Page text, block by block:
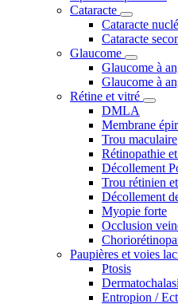
Cataracte
Cataracte
Cataracte
Glaucome
Glaucome à
Glaucome à
Rétine et vitré
DMLA
Membrane
Trou maculaire
Rétinopathie
Décollement
Trou rétinien
Décollement
Myopie forte
Occlusion
Paupières et voies
Ptosis
Entropion /